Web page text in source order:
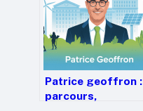
Patrice geoffron :
parcours,